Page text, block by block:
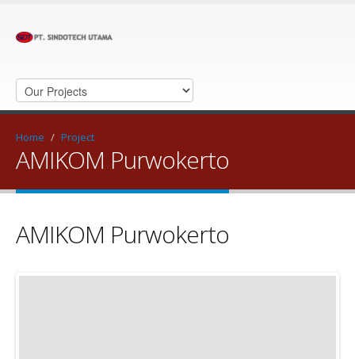
Home / Project
AMIKOM Purwokerto
AMIKOM Purwokerto